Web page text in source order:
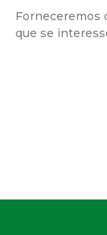
Forneceremos
que se